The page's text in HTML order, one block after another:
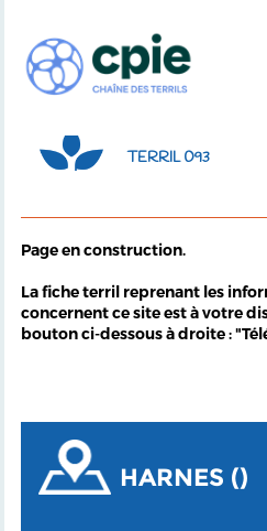
TERRIL 093
Page en construction.
La fiche terril reprenant les
concernent ce site est à votre
bouton ci-dessous à droite :
HARNES ()